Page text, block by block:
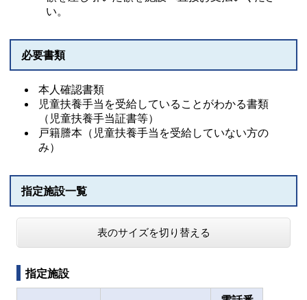
い。
必要書類
本人確認書類
児童扶養手当を受給していることがわかる書類
（児童扶養手当証書等）
戸籍謄本（児童扶養手当を受給していない方の
み）
指定施設一覧
表のサイズを切り替える
指定施設